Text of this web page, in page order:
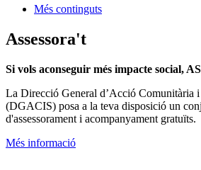
Més continguts
Assessora't
Si vols aconseguir més impacte social,
La Direcció General d’Acció Comunitària
(DGACIS) posa a la teva disposició un
d'assessorament i acompanyament gratuïts.
Més informació